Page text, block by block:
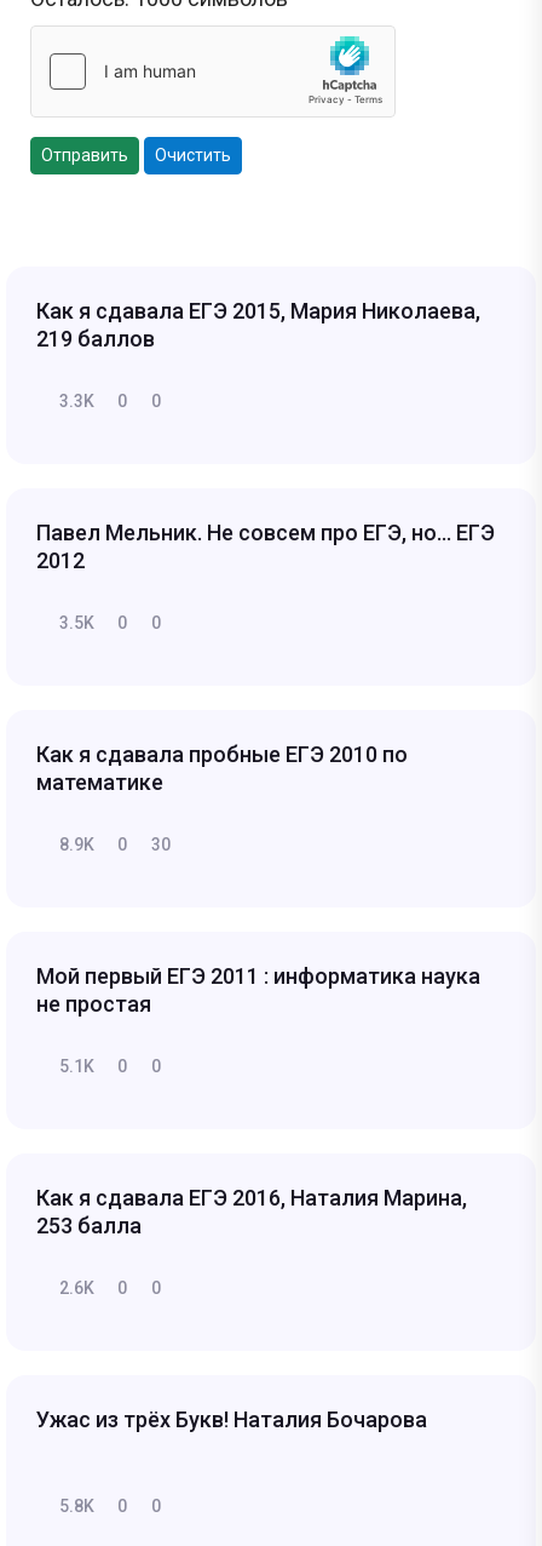
Отправить Очистить
Как я сдавала ЕГЭ 2015, Мария Николаева,
219 баллов
3.3K 0 0
Павел Мельник. Не совсем про ЕГЭ, но... ЕГЭ
2012
3.5K 0 0
Как я сдавала пробные ЕГЭ 2010 по
математике
8.9K 0 30
Мой первый ЕГЭ 2011 : информатика наука
не простая
5.1K 0 0
Как я сдавала ЕГЭ 2016, Наталия Марина,
253 балла
2.6K 0 0
Ужас из трёх Букв! Наталия Бочарова
5.8K 0 0